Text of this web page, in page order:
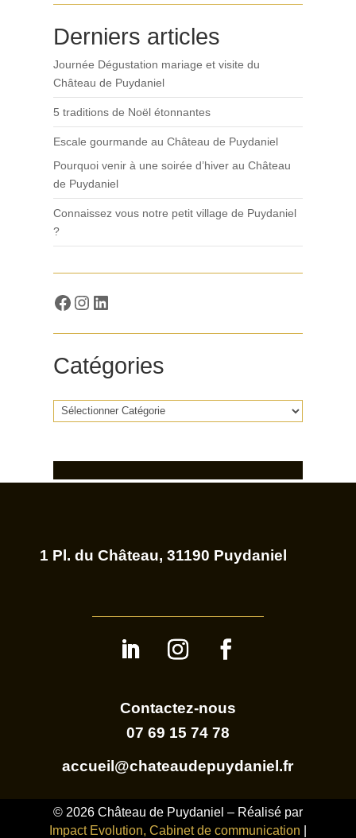
Derniers articles
Journée Dégustation mariage et visite du
Château de Puydaniel
5 traditions de Noël étonnantes
Escale gourmande au Château de Puydaniel
Pourquoi venir à une soirée d’hiver au Château
de Puydaniel
Connaissez vous notre petit village de Puydaniel
?
Facebook
InstaLinkedIn
Catégories
1 Pl. du Château, 31190 Puydaniel
Contactez-nous
07 69 15 74 78
accueil@chateaudepuydaniel.fr
© 2026 Château de Puydaniel – Réalisé par
Impact Evolution, Cabinet de communication